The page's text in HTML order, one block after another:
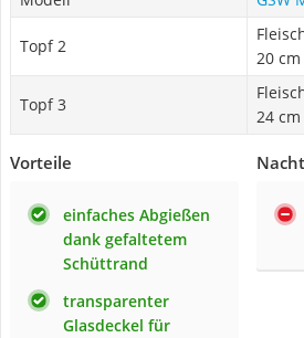
Topf 2
20 cm
Topf 3
24 cm
Vorteile
einfaches Abgießen
dank gefaltetem
Schüttrand
transparenter
Glasdeckel für